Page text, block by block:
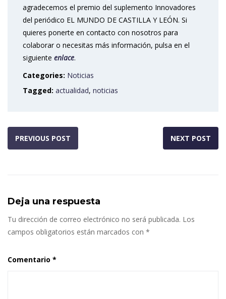
agradecemos el premio del suplemento Innovadores
del periódico EL MUNDO DE CASTILLA Y LEÓN. Si
quieres ponerte en contacto con nosotros para
colaborar o necesitas más información, pulsa en el
siguiente enlace.
Categories: Noticias
Tagged: actualidad, noticias
PREVIOUS POST NEXT POST
Deja una respuesta
Tu dirección de correo electrónico no será publicada. Los
campos obligatorios están marcados con *
Comentario *